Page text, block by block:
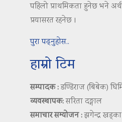
पहिलो प्राथमिकता हुनेछ भने
प्रयासरत रहनेछ ।
पुरा पढ्नुहोस..
हाम्रो टिम
सम्पादक :डण्डिराज (बिबेक)
व्यवस्थापक:सरिता दङ्गाल
समाचार सम्योजन :झगेन्द्र खड्का